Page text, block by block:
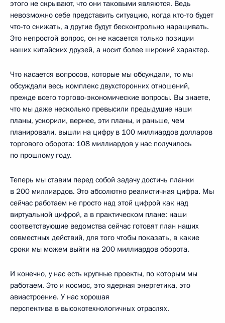
этого не скрывают, что они таковыми являются. Ведь
невозможно себе представить ситуацию, когда кто-то будет
что-то снижать, а другие будут бесконтрольно наращивать.
Это непростой вопрос, он не касается только позиции
наших китайских друзей, а носит более широкий характер.
Что касается вопросов, которые мы обсуждали, то мы
обсуждали весь комплекс двухсторонних отношений,
прежде всего торгово-экономические вопросы. Вы знаете,
что мы даже несколько превысили предыдущие наши
планы, ускорили, вернее, эти планы, и раньше, чем
планировали, вышли на цифру в 100 миллиардов долларов
торгового оборота: 108 миллиардов у нас получилось
по прошлому году.
Теперь мы ставим перед собой задачу достичь планки
в 200 миллиардов. Это абсолютно реалистичная цифра. Мы
сейчас работаем не просто над этой цифрой как над
виртуальной цифрой, а в практическом плане: наши
соответствующие ведомства сейчас готовят план наших
совместных действий, для того чтобы показать, в какие
сроки мы можем выйти на 200 миллиардов оборота.
И конечно, у нас есть крупные проекты, по которым мы
работаем. Это и космос, это ядерная энергетика, это
авиастроение. У нас хорошая
перспектива в высокотехнологичных отраслях.